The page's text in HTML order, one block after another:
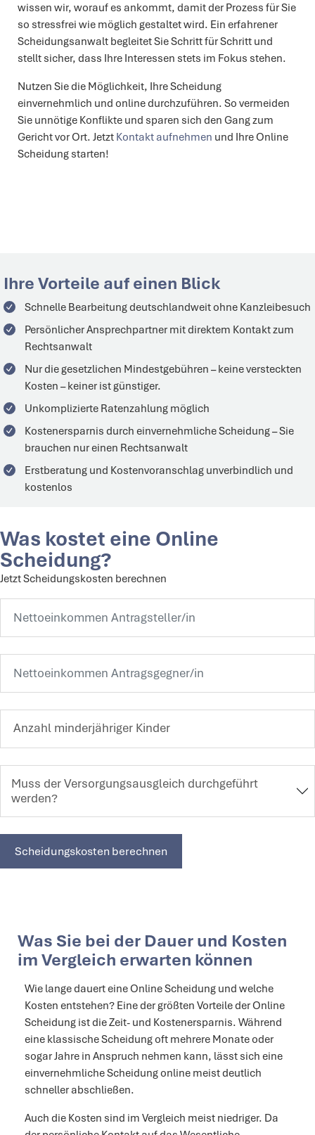
wissen wir, worauf es ankommt, damit der Prozess für Sie
so stressfrei wie möglich gestaltet wird. Ein erfahrener
Scheidungsanwalt begleitet Sie Schritt für Schritt und
stellt sicher, dass Ihre Interessen stets im Fokus stehen.
Nutzen Sie die Möglichkeit, Ihre Scheidung
einvernehmlich und online durchzuführen. So vermeiden
Sie unnötige Konflikte und sparen sich den Gang zum
Gericht vor Ort. Jetzt Kontakt aufnehmen und Ihre Online
Scheidung starten!
Ihre Vorteile auf einen Blick
Schnelle Bearbeitungdeutschlandweitohne Kanzleibesuch
PersönlicherAnsprechpartner mit direktem Kontakt zum
Rechtsanwalt
Nur die gesetzlichen Mindestgebühren – keine versteckten
Kosten –keiner istgünstiger.
Unkomplizierte Ratenzahlung möglich
Kostenersparnis durch einvernehmliche Scheidung – Sie
brauchen nur einen Rechtsanwalt
Erstberatung und Kostenvoranschlag unverbindlich und
kostenlos
Was kostet eine Online
Scheidung?
Jetzt Scheidungskosten berechnen
Muss der Versorgungsausgleich durchgeführt
werden?
Scheidungskosten berechnen
Was Sie bei der Dauer und Kosten
im Vergleich erwarten können
Wie lange dauert eine Online Scheidung und welche
Kosten entstehen? Eine der größten Vorteile der Online
Scheidung ist die Zeit- und Kostenersparnis. Während
eine klassische Scheidung oft mehrere Monate oder
sogar Jahre in Anspruch nehmen kann, lässt sich eine
einvernehmliche Scheidung online meist deutlich
schneller abschließen.
Auch die Kosten sind im Vergleich meist niedriger. Da